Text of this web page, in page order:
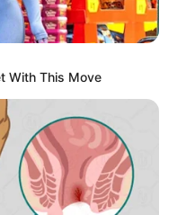
With This Move